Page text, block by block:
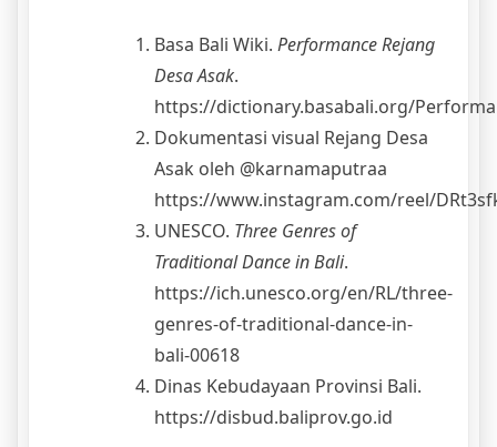
Basa Bali Wiki. Performance Rejang
Desa Asak.
https://dictionary.basabali.org/
Dokumentasi visual Rejang Desa
Asak oleh @karnamaputraa
https://www.instagram.com/reel/
UNESCO. Three Genres of
Traditional Dance in Bali.
https://ich.unesco.org/en/RL/three-
genres-of-traditional-dance-in-
bali-00618
Dinas Kebudayaan Provinsi Bali.
https://disbud.baliprov.go.id